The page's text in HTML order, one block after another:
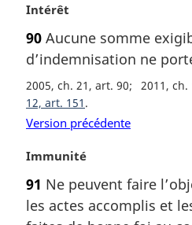
l
:
a
r
g
i
n
a
l
e
:
N
t
e
m
a
r
g
n
a
l
Intérêt
90 Aucune somme
d’indemnisation ne
2005, ch. 21, art. 90 2011, ch.
12, art. 151
Version précédente
N
t
e
Immunité
91 Ne peuvent faire
les actes accomplis et